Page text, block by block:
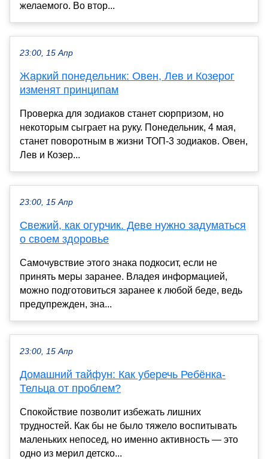
желаемого. Во втор...
23:00, 15 Апр
Жаркий понедельник: Овен, Лев и Козерог
изменят принципам
Проверка для зодиаков станет сюрпризом, но
некоторым сыграет на руку. Понедельник, 4 мая,
станет поворотным в жизни ТОП-3 зодиаков. Овен,
Лев и Козер...
23:00, 15 Апр
Свежий, как огурчик. Деве нужно задуматься
о своем здоровье
Самочувствие этого знака подкосит, если не
принять меры заранее. Владея информацией,
можно подготовиться заранее к любой беде, ведь
предупрежден, зна...
23:00, 15 Апр
Домашний тайфун: Как уберечь Ребёнка-
Тельца от проблем?
Спокойствие позволит избежать лишних
трудностей. Как бы не было тяжело воспитывать
маленьких непосед, но именно активность — это
одно из мерил детско...